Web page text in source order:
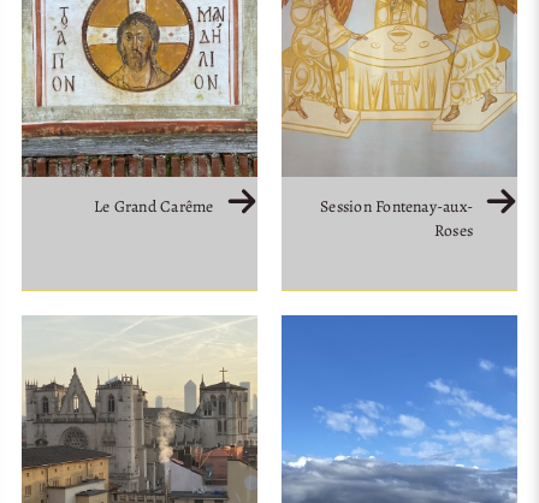
Le Grand Carême
Session Fontenay-aux-
Roses